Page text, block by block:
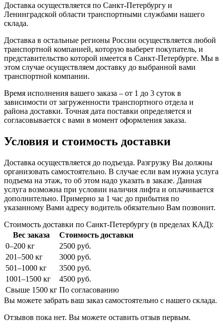
Доставка осуществляется по Санкт-Петербургу и
Ленинградской области транспортными службами нашего
склада.
Доставка в остальные регионы России осуществляется любой
транспортной компанией, которую выберет покупатель, и
представительство которой имеется в Санкт-Петербурге. Мы в
этом случае осуществляем доставку до выбранной вами
транспортной компании.
Время исполнения вашего заказа – от 1 до 3 суток в
зависимости от загруженности транспортного отдела и
района доставки. Точная дата поставки определяется и
согласовывается с вами в момент оформления заказа.
Условия и стоимость доставки
Доставка осуществляется до подъезда. Разгрузку Вы должны
организовать самостоятельно. В случае если вам нужна услуга
подъема на этаж, то об этом надо указать в заказе. Данная
услуга возможна при условии наличия лифта и оплачивается
дополнительно. Примерно за 1 час до прибытия по
указанному Вами адресу водитель обязательно Вам позвонит.
Стоимость доставки по Санкт-Петербургу (в пределах КАД):
Вес заказа
Стоимость доставки
0–200 кг
2500 руб.
201–500 кг
3000 руб.
501–1000 кг
3500 руб.
1001–1500 кг
4500 руб.
Свыше 1500 кг По согласованию
Вы можете забрать ваш заказ самостоятельно с нашего склада.
Отзывов пока нет. Вы можете оставить отзыв первым.